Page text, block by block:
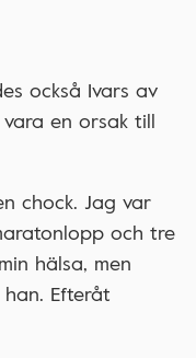
också Ivars av
en orsak till
chock. Jag var
och tre
hälsa, men
Efteråt